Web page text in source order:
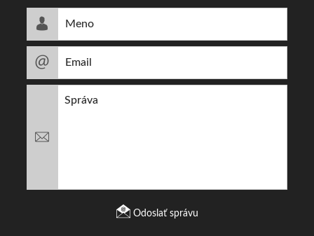
Odoslať správu